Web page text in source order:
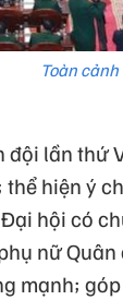
Toàn
lần thứ
hiện ý
hội có
nữ
mạnh;